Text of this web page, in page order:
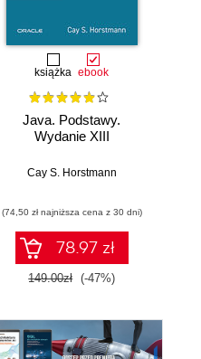
książka ebook
Java. Podstawy.
Wydanie XIII
Cay S. Horstmann
(74,50 zł najniższa cena z 30 dni)
78.97 zł
149.00zł (-47%)